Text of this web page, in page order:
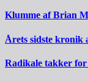
Klumme af Brian
Årets sidste kronik
Radikale takker for